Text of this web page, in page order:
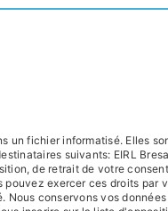
fichier informatisé. Elles
suivants: EIRL
de retrait de votre
exercer ces droits par
conservons vos